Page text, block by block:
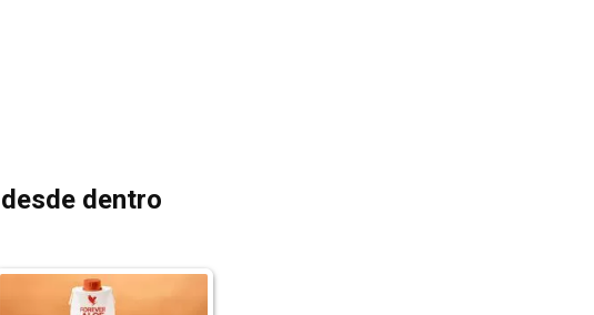
dentro